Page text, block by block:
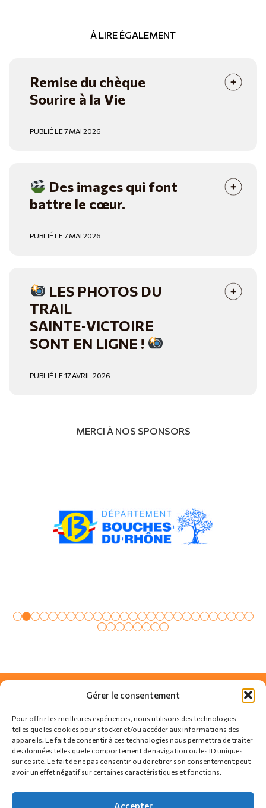
Gérer le consentement
Pour offrir les meilleures expériences, nous utilisons des technologies
telles que les cookies pour stocker et/ou accéder aux informations des
appareils. Le fait de consentir à ces technologies nous permettra de traiter
des données telles que le comportement de navigation ou les ID uniques
sur ce site. Le fait de ne pas consentir ou de retirer son consentement peut
avoir un effet négatif sur certaines caractéristiques et fonctions.
Accepter
À LIRE ÉGALEMENT
Remise du chèque
Sourire à la Vie
PUBLIÉ LE 7 MAI 2026
Des images qui font
battre le cœur.
PUBLIÉ LE 7 MAI 2026
LES PHOTOS DU
TRAIL
SAINTE‑VICTOIRE
SONT EN LIGNE !
PUBLIÉ LE 17 AVRIL 2026
MERCI À NOS SPONSORS
SUIVEZ-NOUS SUR